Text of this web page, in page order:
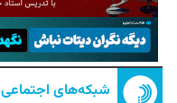
شبکه‌های اجتماعی